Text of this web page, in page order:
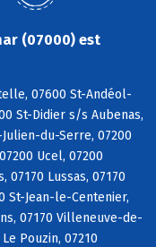
(07000) est
07600 St-Andéol-
St-Didier s/s Aubenas,
du-Serre, 07200
Ucel, 07200
07170 Lussas, 07170
St-Jean-le-Centenier,
07170 Villeneuve-de-
Pouzin, 07210